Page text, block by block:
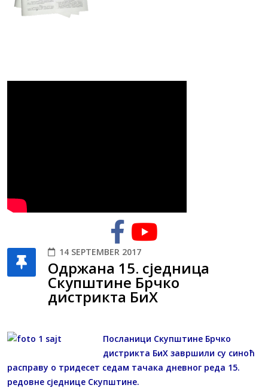
14 SEPTEMBER 2017
Одржана 15. сједница
Скупштине Брчко
дистрикта БиХ
Посланици Скупштине Брчко
дистрикта БиХ завршили су синоћ
расправу о тридесет седам тачака дневног реда 15.
редовне сједнице Скупштине.